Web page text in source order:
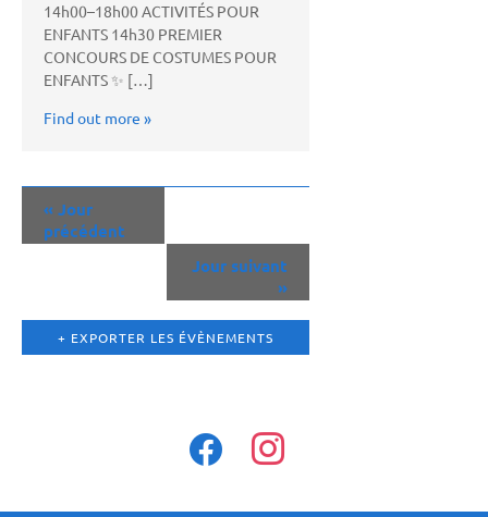
14h00–18h00 ACTIVITÉS POUR
ENFANTS 14h30 PREMIER
CONCOURS DE COSTUMES POUR
ENFANTS ✨ […]
Find out more »
« Jour
précédent
Jour suivant
»
+ EXPORTER LES ÉVÈNEMENTS
facebook instagram